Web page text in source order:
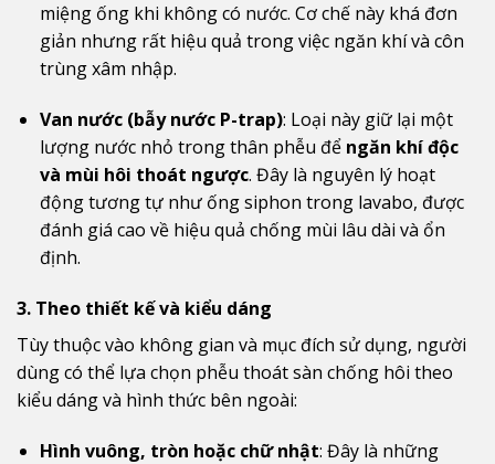
miệng ống khi không có nước. Cơ chế này khá đơn
giản nhưng rất hiệu quả trong việc ngăn khí và côn
trùng xâm nhập.
Van nước (bẫy nước P-trap): Loại này giữ lại một
lượng nước nhỏ trong thân phễu để ngăn khí độc
và mùi hôi thoát ngược. Đây là nguyên lý hoạt
động tương tự như ống siphon trong lavabo, được
đánh giá cao về hiệu quả chống mùi lâu dài và ổn
định.
3. Theo thiết kế và kiểu dáng
Tùy thuộc vào không gian và mục đích sử dụng, người
dùng có thể lựa chọn phễu thoát sàn chống hôi theo
kiểu dáng và hình thức bên ngoài:
Hình vuông, tròn hoặc chữ nhật: Đây là những